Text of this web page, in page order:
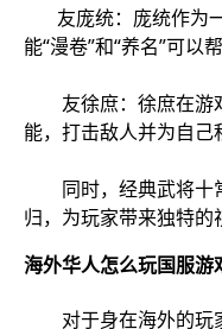
友庞统：庞统作为
能“漫卷”和“养名”可以
友徐庶：徐庶在游戏
能，打击敌人并为自己
同时，经典武将十
归，为玩家带来独特的
海外华人怎么玩国服游
对于身在海外的玩